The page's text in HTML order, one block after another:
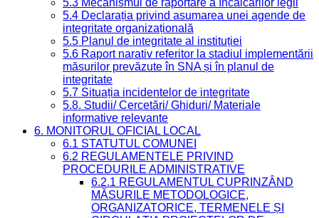
5.4 Declarația privind asumarea unei agende de
integritate organizațională
5.5 Planul de integritate al instituției
5.6 Raport narativ referitor la stadiul implementării
măsurilor prevăzute în SNA și în planul de
integritate
5.7 Situația incidentelor de integritate
5.8. Studii/ Cercetări/ Ghiduri/ Materiale
informative relevante
6. MONITORUL OFICIAL LOCAL
6.1 STATUTUL COMUNEI
6.2 REGULAMENTELE PRIVIND
PROCEDURILE ADMINISTRATIVE
6.2.1 REGULAMENTUL CUPRINZÂND
MĂSURILE METODOLOGICE,
ORGANIZATORICE, TERMENELE ȘI